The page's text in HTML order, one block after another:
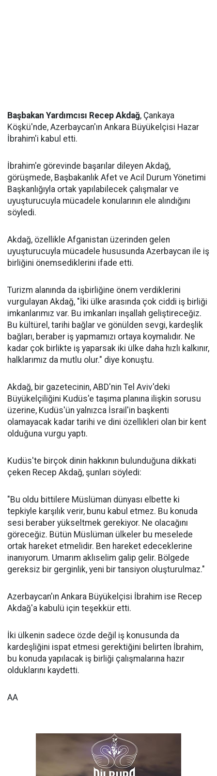
Başbakan Yardımcısı Recep Akdağ, Çankaya
Köşkü'nde, Azerbaycan'ın Ankara Büyükelçisi Hazar
İbrahim'i kabul etti.
İbrahim'e görevinde başarılar dileyen Akdağ,
görüşmede, Başbakanlık Afet ve Acil Durum Yönetimi
Başkanlığıyla ortak yapılabilecek çalışmalar ve
uyuşturucuyla mücadele konularının ele alındığını
söyledi.
Akdağ, özellikle Afganistan üzerinden gelen
uyuşturucuyla mücadele hususunda Azerbaycan ile iş
birliğini önemsediklerini ifade etti.
Turizm alanında da işbirliğine önem verdiklerini
vurgulayan Akdağ, "İki ülke arasında çok ciddi iş birliği
imkanlarımız var. Bu imkanları inşallah geliştireceğiz.
Bu kültürel, tarihi bağlar ve gönülden sevgi, kardeşlik
bağları, beraber iş yapmamızı ortaya koymalıdır. Ne
kadar çok birlikte iş yaparsak iki ülke daha hızlı kalkınır,
halklarımız da mutlu olur." diye konuştu.
Akdağ, bir gazetecinin, ABD'nin Tel Aviv'deki
Büyükelçiliğini Kudüs'e taşıma planına ilişkin sorusu
üzerine, Kudüs'ün yalnızca İsrail'in başkenti
olamayacak kadar tarihi ve dini özellikleri olan bir kent
olduğuna vurgu yaptı.
Kudüs'te birçok dinin hakkının bulunduğuna dikkati
çeken Recep Akdağ, şunları söyledi:
"Bu oldu bittilere Müslüman dünyası elbette ki
tepkiyle karşılık verir, bunu kabul etmez. Bu konuda
sesi beraber yükseltmek gerekiyor. Ne olacağını
göreceğiz. Bütün Müslüman ülkeler bu meselede
ortak hareket etmelidir. Ben hareket edeceklerine
inanıyorum. Umarım aklıselim galip gelir. Bölgede
gereksiz bir gerginlik, yeni bir tansiyon oluşturulmaz."
Azerbaycan'ın Ankara Büyükelçisi İbrahim ise Recep
Akdağ'a kabulü için teşekkür etti.
İki ülkenin sadece özde değil iş konusunda da
kardeşliğini ispat etmesi gerektiğini belirten İbrahim,
bu konuda yapılacak iş birliği çalışmalarına hazır
olduklarını kaydetti.
AA